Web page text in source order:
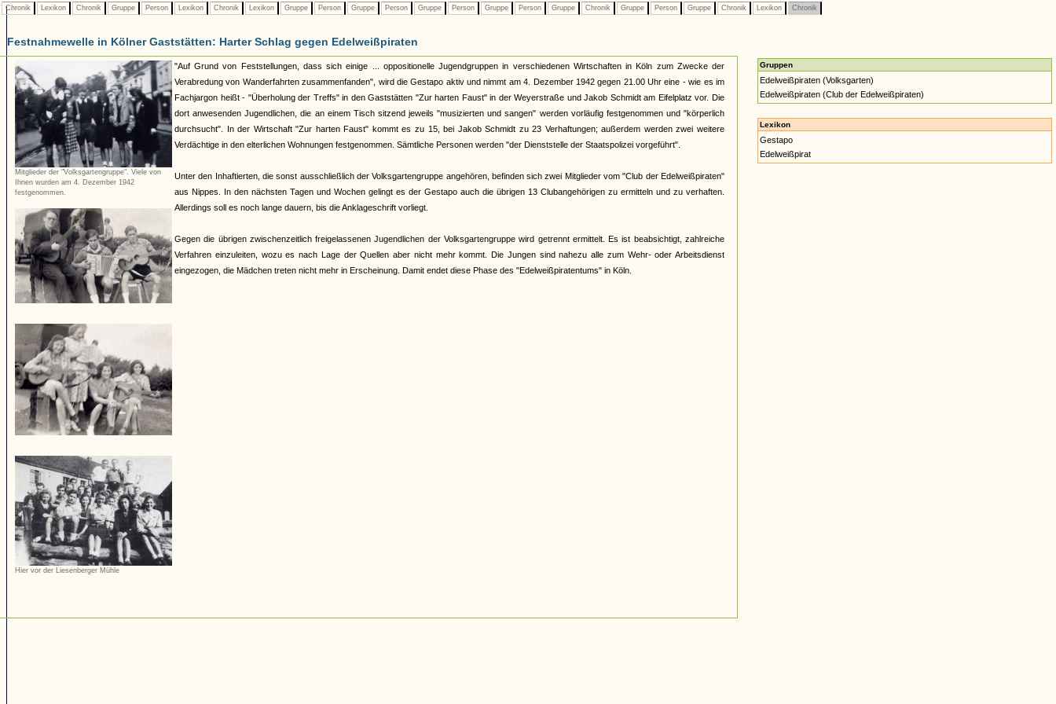
Chronik Lexikon Chronik Gruppe Person Lexikon Chronik Lexikon Gruppe Person Gruppe Person Gruppe Person Gruppe Person Gruppe Chronik Gruppe Person Gruppe Chronik Lexikon Chronik
Festnahmewelle in Kölner Gaststätten: Harter Schlag gegen Edelweißpiraten
Mitglieder der "Volksgartengruppe". Viele von
Ihnen wurden am 4. Dezember 1942
festgenommen.
Hier vor der Liesenberger Mühle
"Auf Grund von Feststellungen, dass sich einige ... oppositionelle Jugendgruppen in verschiedenen Wirtschaften in Köln zum Zwecke der
Verabredung von Wanderfahrten zusammenfanden", wird die Gestapo aktiv und nimmt am 4. Dezember 1942 gegen 21.00 Uhr eine - wie es im
Fachjargon heißt - "Überholung der Treffs" in den Gaststätten "Zur harten Faust" in der Weyerstraße und Jakob Schmidt am Eifelplatz vor. Die
dort anwesenden Jugendlichen, die an einem Tisch sitzend jeweils "musizierten und sangen" werden vorläufig festgenommen und "körperlich
durchsucht". In der Wirtschaft "Zur harten Faust" kommt es zu 15, bei Jakob Schmidt zu 23 Verhaftungen; außerdem werden zwei weitere
Verdächtige in den elterlichen Wohnungen festgenommen. Sämtliche Personen werden "der Dienststelle der Staatspolizei vorgeführt".
Unter den Inhaftierten, die sonst ausschließlich der Volksgartengruppe angehören, befinden sich zwei Mitglieder vom "Club der Edelweißpiraten"
aus Nippes. In den nächsten Tagen und Wochen gelingt es der Gestapo auch die übrigen 13 Clubangehörigen zu ermitteln und zu verhaften.
Allerdings soll es noch lange dauern, bis die Anklageschrift vorliegt.
Gegen die übrigen zwischenzeitlich freigelassenen Jugendlichen der Volksgartengruppe wird getrennt ermittelt. Es ist beabsichtigt, zahlreiche
Verfahren einzuleiten, wozu es nach Lage der Quellen aber nicht mehr kommt. Die Jungen sind nahezu alle zum Wehr- oder Arbeitsdienst
eingezogen, die Mädchen treten nicht mehr in Erscheinung. Damit endet diese Phase des "Edelweißpiratentums" in Köln.
Gruppen
Edelweißpiraten (Volksgarten)
Edelweißpiraten (Club der Edelweißpiraten)
Lexikon
Gestapo
Edelweißpirat